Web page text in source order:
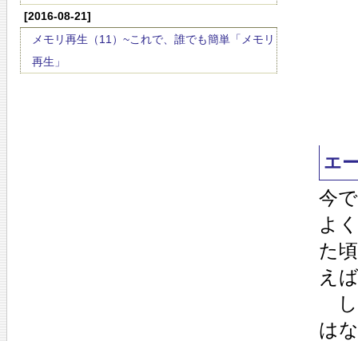
[2016-08-21]
メモリ再生（11）~これで、誰でも簡単「メモリ
再生」
エ
今
よ
た
え
し
は